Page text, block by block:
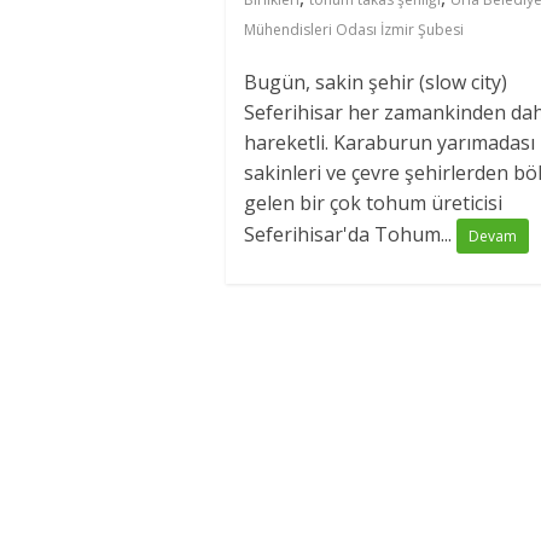
Mühendisleri Odası İzmir Şubesi
Bugün, sakin şehir (slow city)
Seferihisar her zamankinden
hareketli. Karaburun yarımadası
sakinleri ve çevre şehirlerden
gelen bir çok tohum üreticisi
Seferihisar'da Tohum...
Devam